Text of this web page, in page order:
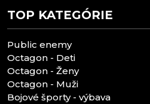
TOP KATEGÓRIE
Public enemy
Octagon - Deti
Octagon - Ženy
Octagon - Muži
Bojové športy - výbava